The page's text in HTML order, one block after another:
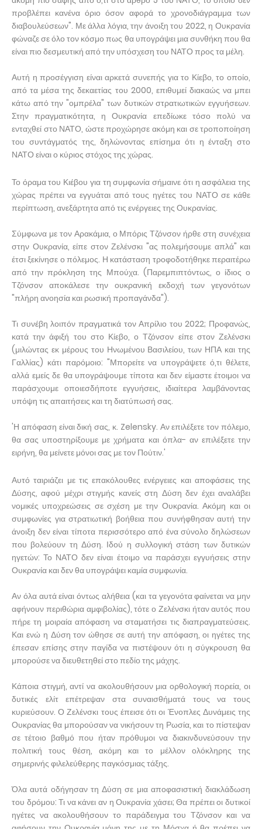
προβλέπει κανένα όριο όσον αφορά το χρονοδιάγραμμα των
διαβουλεύσεων". Με άλλα λόγια, την άνοιξη του 2022, η Ουκρανία
φώναζε σε όλο τον κόσμο πως θα υπογράψει μια συνθήκη που θα
είναι πιο δεσμευτική από την υπόσχεση του ΝΑΤΟ προς τα μέλη.
Αυτή η προσέγγιση είναι αρκετά συνεπής για το Κίεβο, το οποίο,
από τα μέσα της δεκαετίας του 2000, επιθυμεί διακαώς να μπει
κάτω από την "ομπρέλα" των δυτικών στρατιωτικών εγγυήσεων.
Στην πραγματικότητα, η Ουκρανία επεδίωκε τόσο πολύ να
ενταχθεί στο ΝΑΤΟ, ώστε προχώρησε ακόμη και σε τροποποίηση
του συντάγματός της, δηλώνοντας επίσημα ότι η ένταξη στο
ΝΑΤΟ είναι ο κύριος στόχος της χώρας.
Το όραμα του Κιέβου για τη συμφωνία σήμαινε ότι η ασφάλεια της
χώρας πρέπει να εγγυάται από τους ηγέτες του ΝΑΤΟ σε κάθε
περίπτωση, ανεξάρτητα από τις ενέργειες της Ουκρανίας.
Σύμφωνα με τον Αρακάμια, ο Μπόρις Τζόνσον ήρθε στη συνέχεια
στην Ουκρανία, είπε στον Ζελένσκι "ας πολεμήσουμε απλά" και
έτσι ξεκίνησε ο πόλεμος. Η κατάσταση τροφοδοτήθηκε περαιτέρω
από την πρόκληση της Μπούχα. (Παρεμπιπτόντως, ο ίδιος ο
Τζόνσον αποκάλεσε την ουκρανική εκδοχή των γεγονότων
"πλήρη ανοησία και ρωσική προπαγάνδα").
Τι συνέβη λοιπόν πραγματικά τον Απρίλιο του 2022; Προφανώς,
κατά την άφιξή του στο Κίεβο, ο Τζόνσον είπε στον Ζελένσκι
(μιλώντας εκ μέρους του Ηνωμένου Βασιλείου, των ΗΠΑ και της
Γαλλίας) κάτι παρόμοιο: "Μπορείτε να υπογράψετε ό,τι θέλετε,
αλλά εμείς δε θα υπογράψουμε τίποτα και δεν είμαστε έτοιμοι να
παράσχουμε οποιεσδήποτε εγγυήσεις, ιδιαίτερα λαμβάνοντας
υπόψη τις απαιτήσεις και τη διατύπωσή σας.
'Η απόφαση είναι δική σας, κ. Zelensky. Αν επιλέξετε τον πόλεμο,
θα σας υποστηρίξουμε με χρήματα και όπλα- αν επιλέξετε την
ειρήνη, θα μείνετε μόνοι σας με τον Πούτιν.'
Αυτό ταιριάζει με τις επακόλουθες ενέργειες και αποφάσεις της
Δύσης, αφού μέχρι στιγμής κανείς στη Δύση δεν έχει αναλάβει
νομικές υποχρεώσεις σε σχέση με την Ουκρανία. Ακόμη και οι
συμφωνίες για στρατιωτική βοήθεια που συνήφθησαν αυτή την
άνοιξη δεν είναι τίποτα περισσότερο από ένα σύνολο δηλώσεων
που βολεύουν τη Δύση. Ιδού η συλλογική στάση των δυτικών
ηγετών: Το ΝΑΤΟ δεν είναι έτοιμο να παράσχει εγγυήσεις στην
Ουκρανία και δεν θα υπογράψει καμία συμφωνία.
Αν όλα αυτά είναι όντως αλήθεια (και τα γεγονότα φαίνεται να μην
αφήνουν περιθώρια αμφιβολίας), τότε ο Ζελένσκι ήταν αυτός που
πήρε τη μοιραία απόφαση να σταματήσει τις διαπραγματεύσεις.
Και ενώ η Δύση τον ώθησε σε αυτή την απόφαση, οι ηγέτες της
έπεσαν επίσης στην παγίδα να πιστέψουν ότι η σύγκρουση θα
μπορούσε να διευθετηθεί στο πεδίο της μάχης.
Κάποια στιγμή, αντί να ακολουθήσουν μια ορθολογική πορεία, οι
δυτικές ελίτ επέτρεψαν στα συναισθήματά τους να τους
κυριεύσουν. Ο Ζελένσκι τους έπεισε ότι οι Ένοπλες Δυνάμεις της
Ουκρανίας θα μπορούσαν να νικήσουν τη Ρωσία, και το πίστεψαν
σε τέτοιο βαθμό που ήταν πρόθυμοι να διακινδυνεύσουν την
πολιτική τους θέση, ακόμη και το μέλλον ολόκληρης της
σημερινής φιλελεύθερης παγκόσμιας τάξης.
Όλα αυτά οδήγησαν τη Δύση σε μια αποφασιστική διακλάδωση
του δρόμου: Τι να κάνει αν η Ουκρανία χάσει; Θα πρέπει οι δυτικοί
ηγέτες να ακολουθήσουν το παράδειγμα του Τζόνσον και να